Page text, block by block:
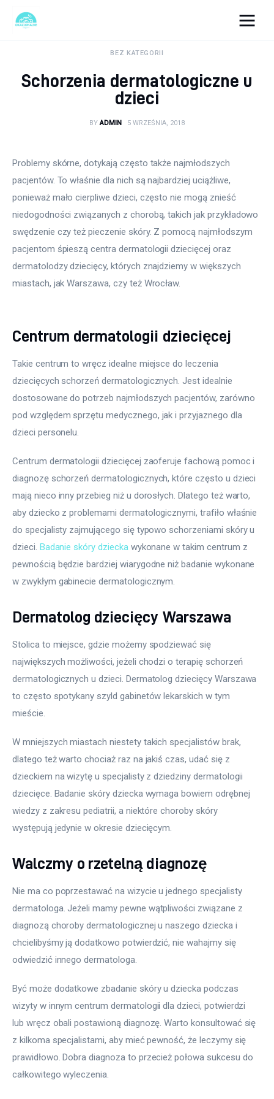
Turystyka
Uroda
Więcej
BEZ KATEGORII
Schorzenia dermatologiczne u
dzieci
BY ADMIN 5 WRZEŚNIA, 2018
Problemy skórne, dotykają często także najmłodszych
pacjentów. To właśnie dla nich są najbardziej uciążliwe,
ponieważ mało cierpliwe dzieci, często nie mogą znieść
niedogodności związanych z chorobą, takich jak przykładowo
swędzenie czy też pieczenie skóry. Z pomocą najmłodszym
pacjentom śpieszą centra dermatologii dziecięcej oraz
dermatolodzy dziecięcy, których znajdziemy w większych
miastach, jak Warszawa, czy też Wrocław.
Centrum dermatologii dziecięcej
Takie centrum to wręcz idealne miejsce do leczenia
dziecięcych schorzeń dermatologicznych. Jest idealnie
dostosowane do potrzeb najmłodszych pacjentów, zarówno
pod względem sprzętu medycznego, jak i przyjaznego dla
dzieci personelu.
Centrum dermatologii dziecięcej zaoferuje fachową pomoc i
diagnozę schorzeń dermatologicznych, które często u dzieci
mają nieco inny przebieg niż u dorosłych. Dlatego też warto,
aby dziecko z problemami dermatologicznymi, trafiło właśnie
do specjalisty zajmującego się typowo schorzeniami skóry u
dzieci. Badanie skóry dziecka wykonane w takim centrum z
pewnością będzie bardziej wiarygodne niż badanie wykonane
w zwykłym gabinecie dermatologicznym.
Dermatolog dziecięcy Warszawa
Stolica to miejsce, gdzie możemy spodziewać się
największych możliwości, jeżeli chodzi o terapię schorzeń
dermatologicznych u dzieci. Dermatolog dziecięcy Warszawa
to często spotykany szyld gabinetów lekarskich w tym
mieście.
W mniejszych miastach niestety takich specjalistów brak,
dlatego też warto chociaż raz na jakiś czas, udać się z
dzieckiem na wizytę u specjalisty z dziedziny dermatologii
dziecięce. Badanie skóry dziecka wymaga bowiem odrębnej
wiedzy z zakresu pediatrii, a niektóre choroby skóry
występują jedynie w okresie dziecięcym.
Walczmy o rzetelną diagnozę
Nie ma co poprzestawać na wizycie u jednego specjalisty
dermatologa. Jeżeli mamy pewne wątpliwości związane z
diagnozą choroby dermatologicznej u naszego dziecka i
chcielibyśmy ją dodatkowo potwierdzić, nie wahajmy się
odwiedzić innego dermatologa.
Być może dodatkowe zbadanie skóry u dziecka podczas
wizyty w innym centrum dermatologii dla dzieci, potwierdzi
lub wręcz obali postawioną diagnozę. Warto konsultować się
z kilkoma specjalistami, aby mieć pewność, że leczymy się
prawidłowo. Dobra diagnoza to przecież połowa sukcesu do
całkowitego wyleczenia.